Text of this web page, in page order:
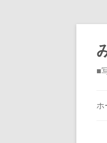
■
ホ